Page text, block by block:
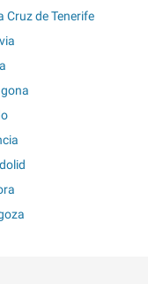
Cruz de Tenerife